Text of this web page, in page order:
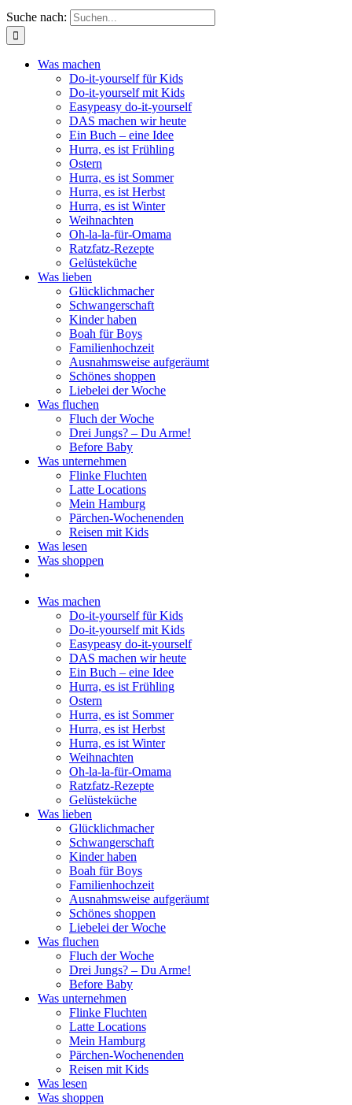
Suche nach:
Was machen
Do-it-yourself für Kids
Do-it-yourself mit Kids
Easypeasy do-it-yourself
DAS machen wir heute
Ein Buch – eine Idee
Hurra, es ist Frühling
Ostern
Hurra, es ist Sommer
Hurra, es ist Herbst
Hurra, es ist Winter
Weihnachten
Oh-la-la-für-Omama
Ratzfatz-Rezepte
Gelüsteküche
Was lieben
Glücklichmacher
Schwangerschaft
Kinder haben
Boah für Boys
Familienhochzeit
Ausnahmsweise aufgeräumt
Schönes shoppen
Liebelei der Woche
Was fluchen
Fluch der Woche
Drei Jungs? – Du Arme!
Before Baby
Was unternehmen
Flinke Fluchten
Latte Locations
Mein Hamburg
Pärchen-Wochenenden
Reisen mit Kids
Was lesen
Was shoppen
Was machen
Do-it-yourself für Kids
Do-it-yourself mit Kids
Easypeasy do-it-yourself
DAS machen wir heute
Ein Buch – eine Idee
Hurra, es ist Frühling
Ostern
Hurra, es ist Sommer
Hurra, es ist Herbst
Hurra, es ist Winter
Weihnachten
Oh-la-la-für-Omama
Ratzfatz-Rezepte
Gelüsteküche
Was lieben
Glücklichmacher
Schwangerschaft
Kinder haben
Boah für Boys
Familienhochzeit
Ausnahmsweise aufgeräumt
Schönes shoppen
Liebelei der Woche
Was fluchen
Fluch der Woche
Drei Jungs? – Du Arme!
Before Baby
Was unternehmen
Flinke Fluchten
Latte Locations
Mein Hamburg
Pärchen-Wochenenden
Reisen mit Kids
Was lesen
Was shoppen